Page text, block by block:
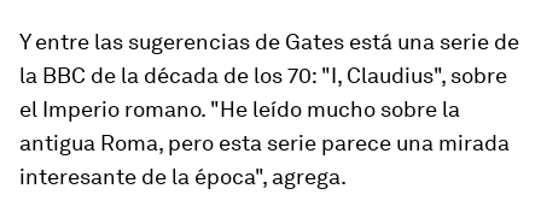
Y entre las sugerencias de Gates está una serie de
la BBC de la década de los 70: "I, Claudius", sobre
el Imperio romano. "He leído mucho sobre la
antigua Roma, pero esta serie parece una mirada
interesante de la época", agrega.